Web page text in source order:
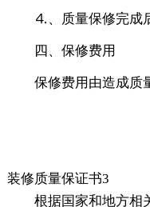
⒋、质量保修完成
四、保修费用
保修费用由造成质
装修质量保证书3
根据国家和地方相